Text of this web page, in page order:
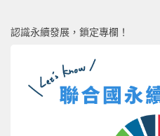
認識永續發展，鎖定專欄！